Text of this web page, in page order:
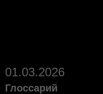
01.03.2026
Глоссарий